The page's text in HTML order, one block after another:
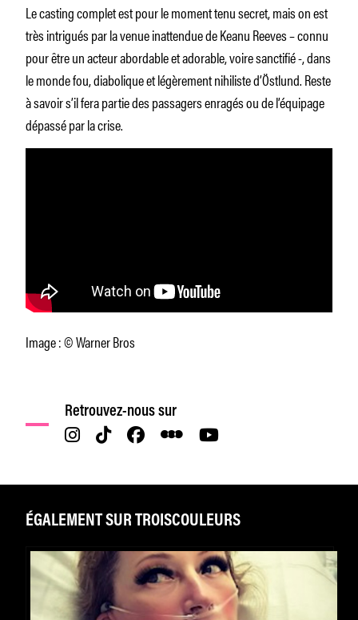
Le casting complet est pour le moment tenu secret, mais on est
très intrigués par la venue inattendue de Keanu Reeves – connu
pour être un acteur abordable et adorable, voire sanctifié -, dans
le monde fou, diabolique et légèrement nihiliste d’Östlund. Reste
à savoir s’il fera partie des passagers enragés ou de l’équipage
dépassé par la crise.
Image : © Warner Bros
Retrouvez-nous sur
ÉGALEMENT SUR TROISCOULEURS